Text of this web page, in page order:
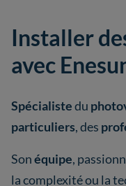
Installer
avec
Spécialistedu
particuliers, des
Sonéquipe,
la complexité ou la